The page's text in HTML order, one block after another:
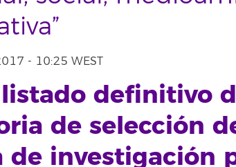
- 10:25 WEST
definitivo
de selección
de investigación